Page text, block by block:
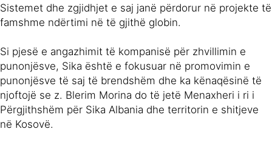
Sistemet dhe zgjidhjet e saj janë përdorur në projekte të
famshme ndërtimi në të gjithë globin.
Si pjesë e angazhimit të kompanisë për zhvillimin e
punonjësve, Sika është e fokusuar në promovimin e
punonjësve të saj të brendshëm dhe ka kënaqësinë të
njoftojë se z. Blerim Morina do të jetë Menaxheri i ri i
Përgjithshëm për Sika Albania dhe territorin e shitjeve
në Kosovë.